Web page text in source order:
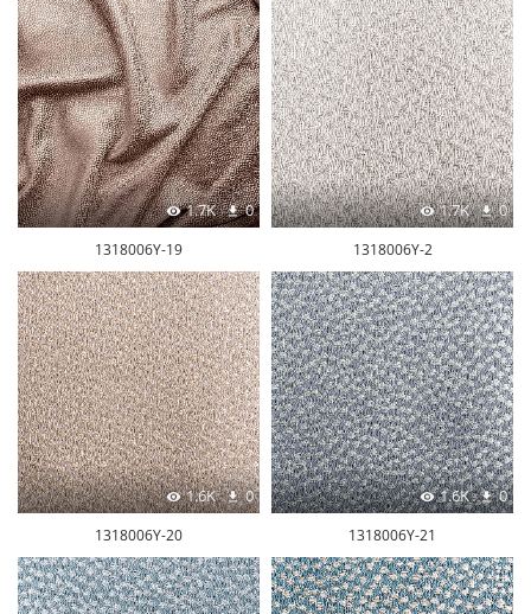
1.7K 0
1318006Y-19
1.7K 0
1318006Y-2
1.6K 0
1318006Y-20
1.6K 0
1318006Y-21